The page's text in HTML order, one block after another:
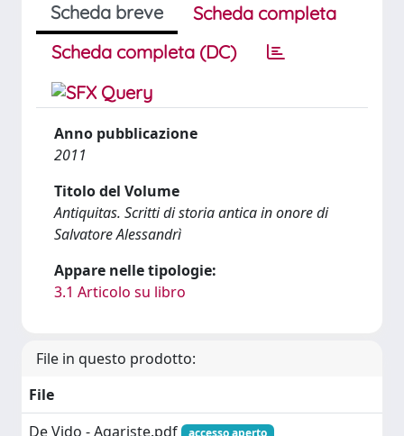
Scheda breve
Scheda completa
Scheda completa (DC)
Anno pubblicazione
2011
Titolo del Volume
Antiquitas. Scritti di storia antica in onore di
Salvatore Alessandrì
Appare nelle tipologie:
3.1 Articolo su libro
File in questo prodotto:
File
De Vido - Agariste.pdf
accesso aperto